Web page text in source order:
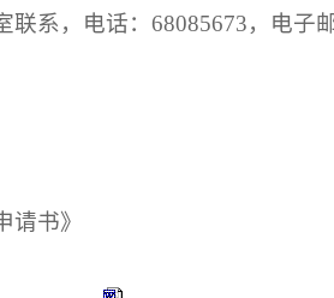
系，电话：68085673，电子
书》